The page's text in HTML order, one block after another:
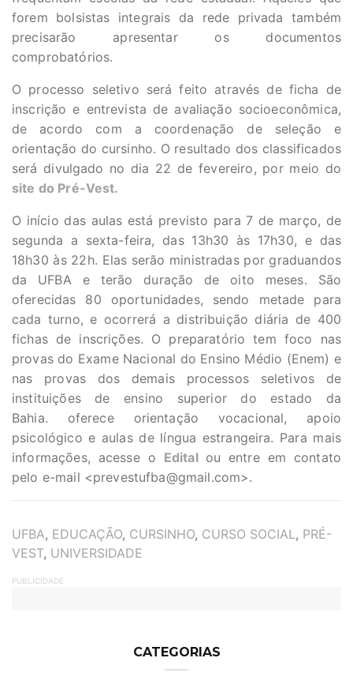
forem bolsistas integrais da rede privada também
precisarão apresentar os documentos
comprobatórios.
O processo seletivo será feito através de ficha de
inscrição e entrevista de avaliação socioeconômica,
de acordo com a ​coordenação de seleção e
orientação do cursinho. O resultado dos classificados
será divulgado no dia 22 de fevereiro, por meio do
site do Pré-Vest.
O início das aulas está previsto para 7 de março, de
segunda a sexta-feira, das 13h30 às 17h30, e das
18h30 às 22h. Elas serão ministradas por graduandos
da UFBA e terão duração de oito meses. São
oferecidas 80 oportunidades, sendo metade para
cada turno, e ocorrerá a distribuição diária de 400
fichas de inscrições. O preparatório tem foco nas
provas do Exame Nacional do Ensino Médio (Enem) e
nas provas dos demais processos seletivos de
instituições de ensino superior do estado da
Bahia. oferece orientação vocacional, apoio
psicológico e aulas de língua estrangeira. Para mais
informações, acesse o Edital ou entre em contato
pelo e-mail <prevestufba@gmail.com>.
TAGS
UFBA, EDUCAÇÃO, CURSINHO, CURSO SOCIAL, PRÉ-
VEST, UNIVERSIDADE
PUBLICIDADE
CATEGORIAS